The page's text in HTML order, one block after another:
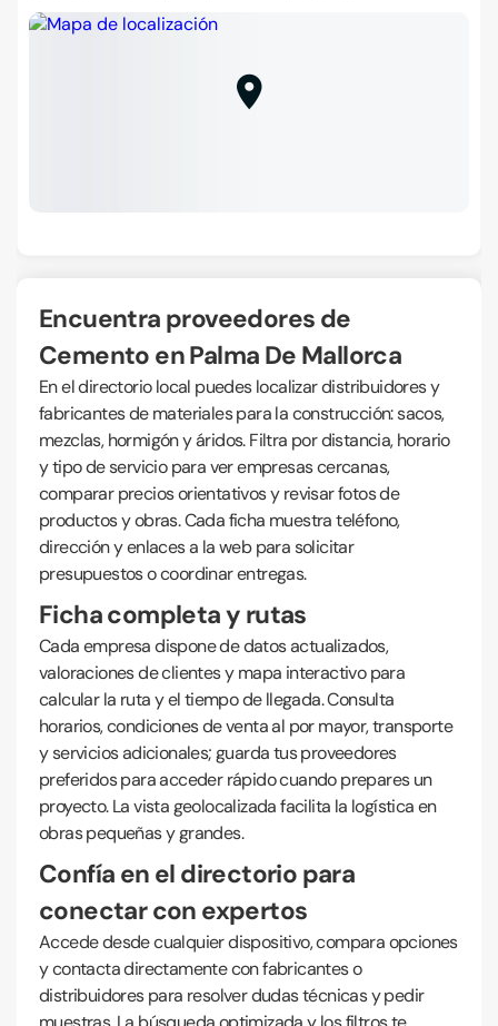
Encuentra proveedores de
Cemento en Palma De Mallorca
En el directorio local puedes localizar distribuidores y
fabricantes de materiales para la construcción: sacos,
mezclas, hormigón y áridos. Filtra por distancia, horario
y tipo de servicio para ver empresas cercanas,
comparar precios orientativos y revisar fotos de
productos y obras. Cada ficha muestra teléfono,
dirección y enlaces a la web para solicitar
presupuestos o coordinar entregas.
Ficha completa y rutas
Cada empresa dispone de datos actualizados,
valoraciones de clientes y mapa interactivo para
calcular la ruta y el tiempo de llegada. Consulta
horarios, condiciones de venta al por mayor, transporte
y servicios adicionales; guarda tus proveedores
preferidos para acceder rápido cuando prepares un
proyecto. La vista geolocalizada facilita la logística en
obras pequeñas y grandes.
Confía en el directorio para
conectar con expertos
Accede desde cualquier dispositivo, compara opciones
y contacta directamente con fabricantes o
distribuidores para resolver dudas técnicas y pedir